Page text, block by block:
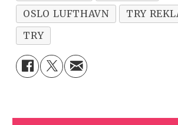
OSLO LUFTHAVN
TRY
TRY